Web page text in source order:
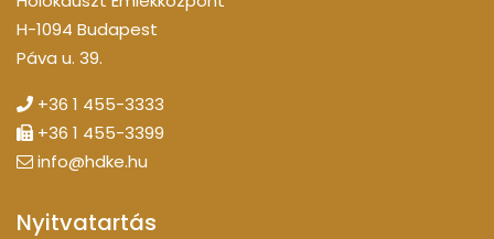
H-1094 Budapest
Páva u. 39.
+36 1 455-3333
+36 1 455-3399
info@hdke.hu
Nyitvatartás